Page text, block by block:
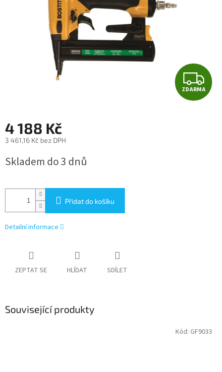
Z
D
ZDARMA
4 188 Kč
3 461,16 Kč bez DPH
cena:
Skladem do 3 dnů
Přidat do košíku
Detailní informace
ZEPTAT SE HLÍDAT SDÍLET
Související produkty
Kód: GF9033